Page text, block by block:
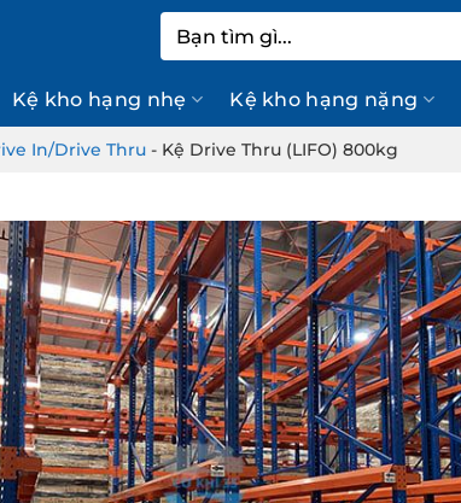
kiếm:
Kệ kho hạng nhẹ Kệ kho hạng nặng
In/Drive Thru - Kệ Drive Thru (LIFO) 800kg